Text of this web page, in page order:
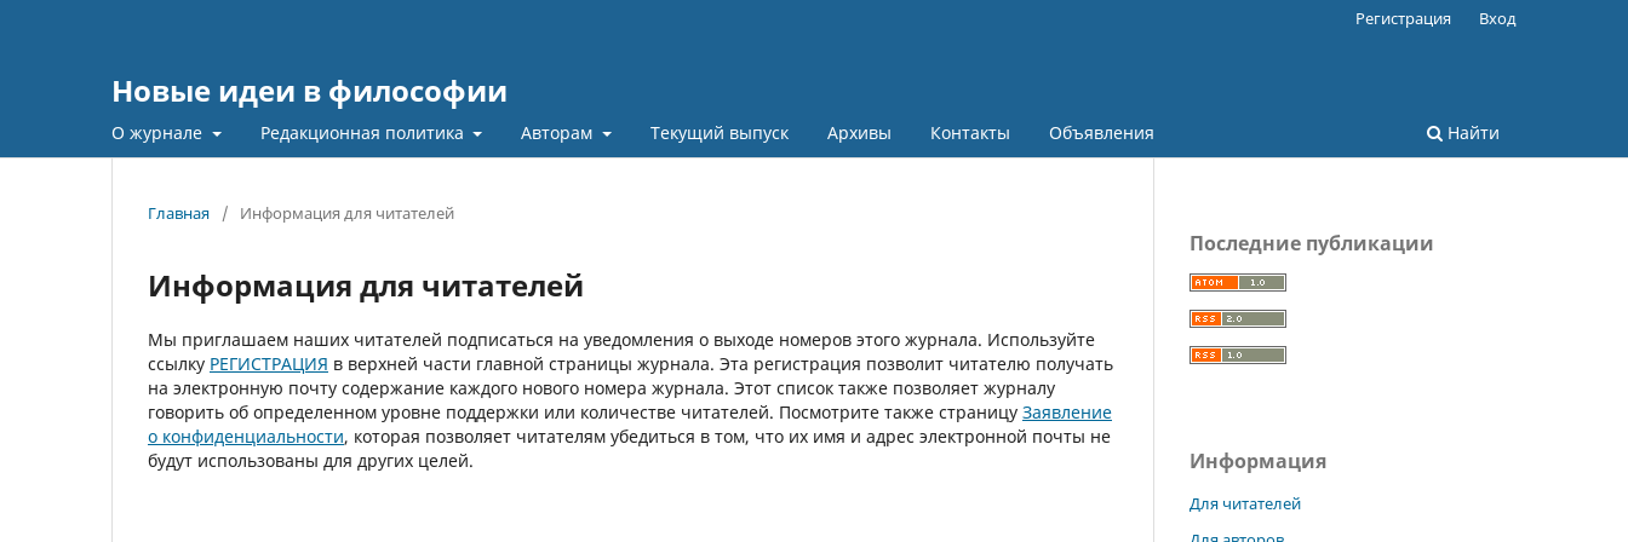
Новые идеи в философии
О журнале Редакционная политика Авторам Текущий выпуск Архивы Контакты Объявления Найти
Регистрация Вход
Главная / Информация для читателей
Информация для читателей
Мы приглашаем наших читателей подписаться на уведомления о выходе номеров этого журнала. Используйте
ссылку РЕГИСТРАЦИЯ в верхней части главной страницы журнала. Эта регистрация позволит читателю получать
на электронную почту содержание каждого нового номера журнала. Этот список также позволяет журналу
говорить об определенном уровне поддержки или количестве читателей. Посмотрите также страницу Заявление
о конфиденциальности, которая позволяет читателям убедиться в том, что их имя и адрес электронной почты не
будут использованы для других целей.
Последние публикации
Информация
Для читателей